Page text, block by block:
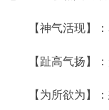
【神气活现】
【趾高气扬】
【为所欲为】